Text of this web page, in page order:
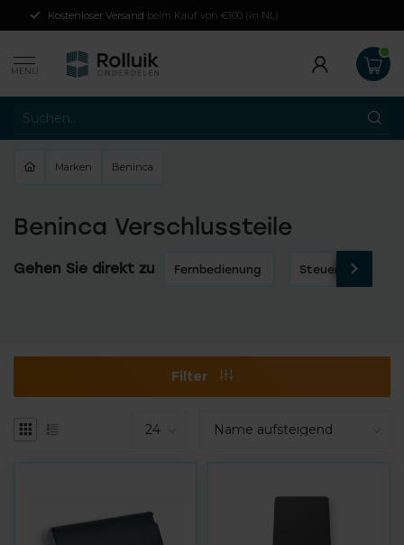
Kostenloser Versand beim Kauf von €100 (in NL)
MENU
Marken Beninca
Beninca Verschlussteile
Gehen Sie direkt zu Fernbedienung Steuerung des
Filter